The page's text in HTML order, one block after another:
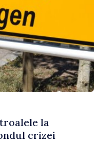
la
crizei